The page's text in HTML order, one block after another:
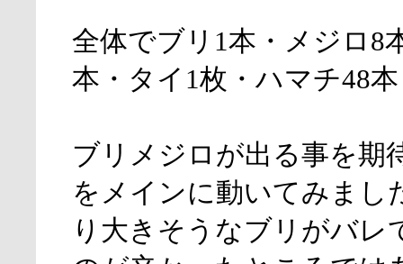
全体でブリ1本・メジロ8
本・タイ1枚・ハマチ48
ブリメジロが出る事を期
をメインに動いてみまし
り大きそうなブリがバレ